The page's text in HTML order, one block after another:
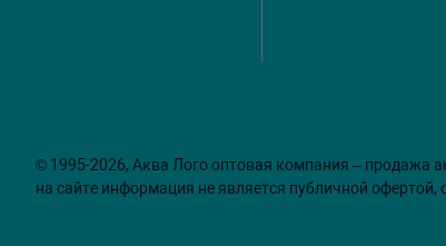
© 1995-2026, Аква Лого оптовая компания – продажа
на сайте информация не является публичной